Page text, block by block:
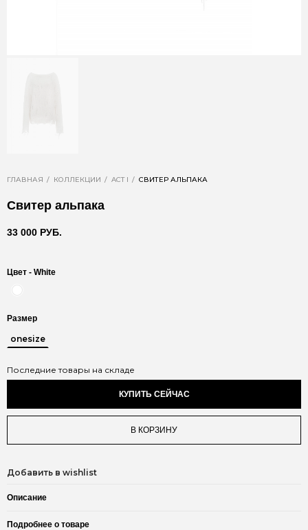
ГЛАВНАЯ КОЛЛЕКЦИИ ACT I СВИТЕР АЛЬПАКА
Свитер альпака
33 000 РУБ.
Цвет - White
Размер
onesize
Последние товары на складе
КУПИТЬ СЕЙЧАС
В КОРЗИНУ
Добавить в wishlist
Описание
Подробнее о товаре